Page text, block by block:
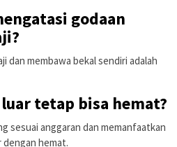
godaan
dan membawa bekal sendiri adalah
tetap bisa hemat?
sesuai anggaran dan memanfaatkan
dengan hemat.